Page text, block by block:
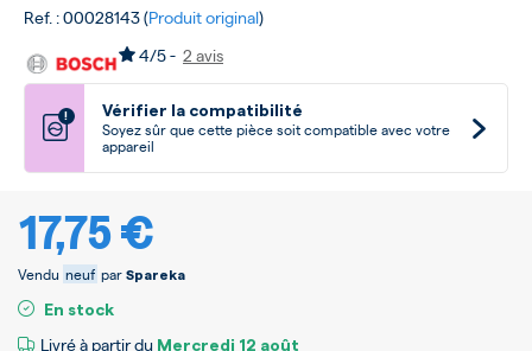
Ref. : 00028143 (Produit original)
4/5 - 2 avis
! Vérifier la compatibilité
Soyez sûr que cette pièce soit compatible avec votre
appareil
17,75 €
Vendu neuf par Spareka
En stock
Livré à partir du Mercredi 12 août